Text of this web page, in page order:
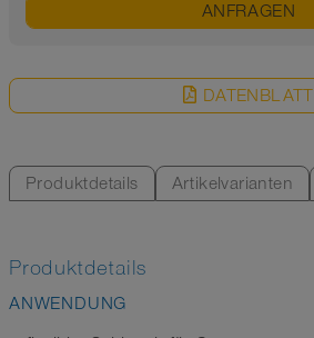
ANFRAGEN
DATENBLATT
Produktdetails Artikelvarianten
Produktdetails
ANWENDUNG